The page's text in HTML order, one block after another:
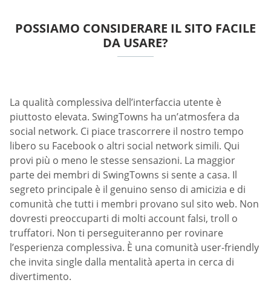
POSSIAMO CONSIDERARE IL SITO FACILE
DA USARE?
La qualità complessiva dell’interfaccia utente è
piuttosto elevata. SwingTowns ha un’atmosfera da
social network. Ci piace trascorrere il nostro tempo
libero su Facebook o altri social network simili. Qui
provi più o meno le stesse sensazioni. La maggior
parte dei membri di SwingTowns si sente a casa. Il
segreto principale è il genuino senso di amicizia e di
comunità che tutti i membri provano sul sito web. Non
dovresti preoccuparti di molti account falsi, troll o
truffatori. Non ti perseguiteranno per rovinare
l’esperienza complessiva. È una comunità user-friendly
che invita single dalla mentalità aperta in cerca di
divertimento.